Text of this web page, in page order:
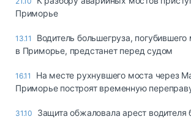
Приморье
13.11
Водитель большегруза,
в Приморье, предстанет перед судом
16.11
На месте рухнувшего моста через
Приморье построят временную
31.10
Защита обжаловала арест водителя